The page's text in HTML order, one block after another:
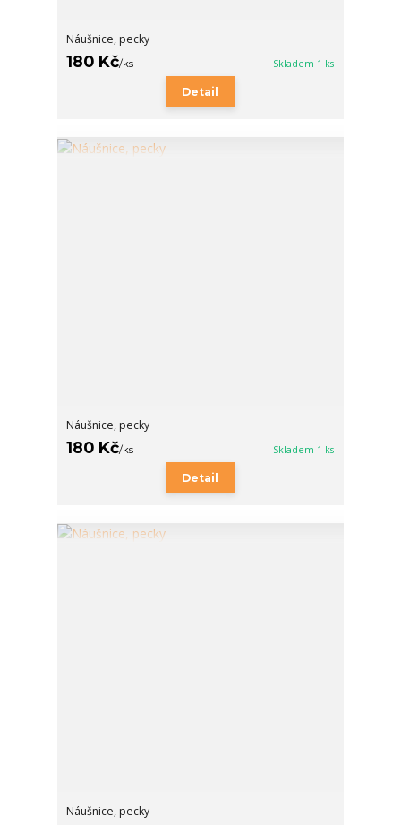
Náušnice, pecky
180 Kč/ks Skladem 1 ks
Detail
Náušnice, pecky
180 Kč/ks Skladem 1 ks
Detail
Náušnice, pecky